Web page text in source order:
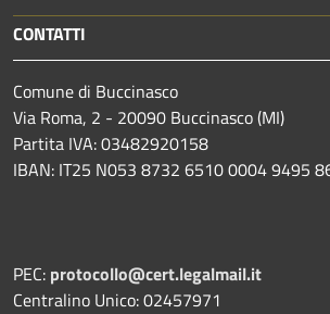
CONTATTI
Comune di Buccinasco
Via Roma, 2 - 20090 Buccinasco (MI)
Partita IVA: 03482920158
IBAN: IT25 N053 8732 6510 0004 9495
PEC: protocollo@cert.legalmail.it
Centralino Unico: 02457971